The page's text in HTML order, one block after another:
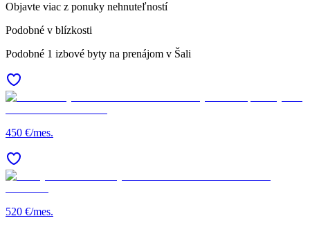
Objavte viac z ponuky nehnuteľností
Podobné v blízkosti
Podobné 1 izbové byty na prenájom v Šali
450 €/mes.
520 €/mes.